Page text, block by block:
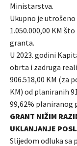
Ministarstva.
Ukupno je utrošeno
1.050.000,00 KM
granta.
U 2023. godini
obrta i zadruga
906.518,00 KM (za
KM) od planiranih
99,62% planiranog
GRANT NIŽIM
UKLANJANJE
Slijedom odluka sa